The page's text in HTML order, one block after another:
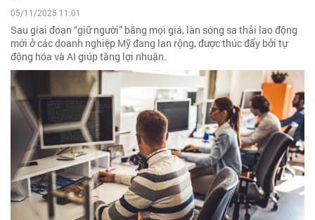
05/11/2025 11:01
Sau giai đoạn “giữ người” bằng mọi giá, làn sóng sa thải lao động
mới ở các doanh nghiệp Mỹ đang lan rộng, được thúc đẩy bởi tự
động hóa và AI giúp tăng lợi nhuận.